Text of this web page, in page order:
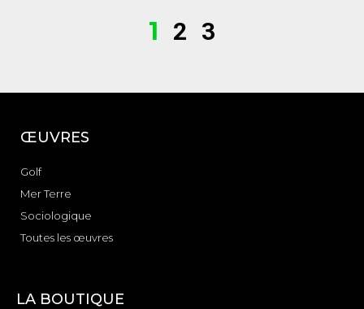
1 2 3
ŒUVRES
Golf
Mer Terre
Sociologique
Toutes les œuvres
LA BOUTIQUE